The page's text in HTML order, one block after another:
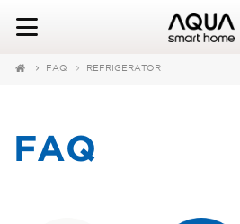
FAQ REFRIGERATOR
FAQ